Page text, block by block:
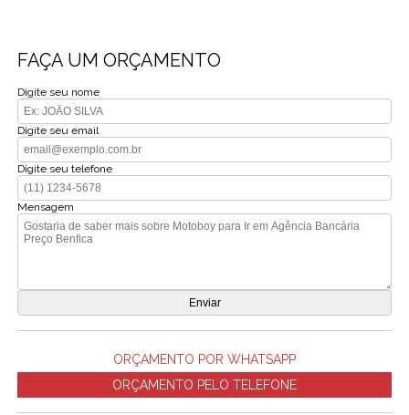
FAÇA UM ORÇAMENTO
Digite seu nome
Digite seu email
Digite seu telefone
Mensagem
ORÇAMENTO POR WHATSAPP
ORÇAMENTO PELO TELEFONE